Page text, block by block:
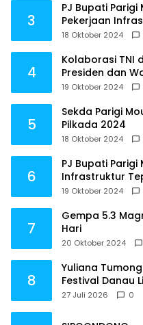
3
PJ Bupati
Pekerjaan
18 Oktober 2024
4
Kolaborasi TNI
Presiden dan
19 Oktober 2024
5
Sekda Parigi
Pilkada 2024
18 Oktober 2024
6
PJ Bupati
Infrastruktur
19 Oktober 2024
7
Gempa 5.3
Hari
20 Oktober 2024
8
Yuliana
Festival Danau
Harus Jadi
27 Juli 2026 0